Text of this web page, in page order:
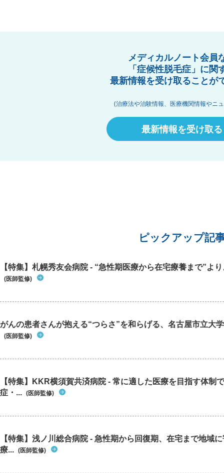
メディカルノート会員
「症候性脱毛症」に関
最新情報を受け取ることが
(治療法や治験情報、医療機関情報やニ
最新情報を受け取る
ピックアップ記
【特集】札幌秀友会病院 - “急性期医療から在宅療養まで”よ
(医師監修)
がんの患者さんが抱える“つらさ”を和らげる、名古屋市立大
(医師監修)
【特集】KKR横須賀共済病院 - 常に適した医療を目指す体制
症・... (医師監修)
【特集】浅ノ川総合病院 - 急性期から回復期、在宅まで地域
療... (医師監修)